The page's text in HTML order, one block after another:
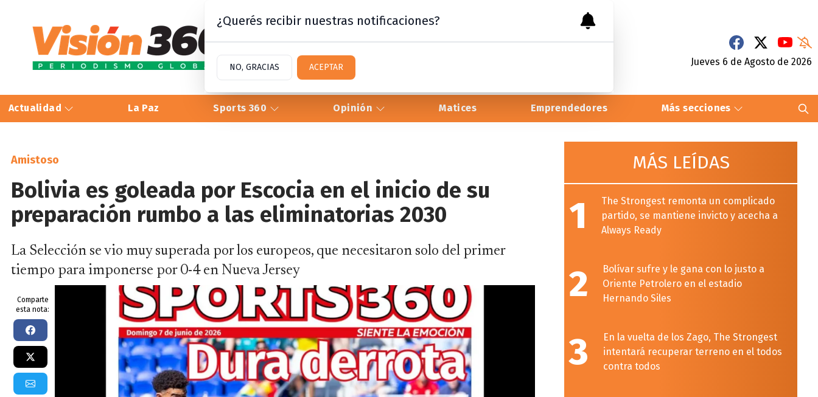
Jueves 6 de Agosto de 2026
Actualidad La Paz Sports 360 Opinión Matices Emprendedores Más secciones
Amistoso
Bolivia es goleada por Escocia en el inicio de su
preparación rumbo a las eliminatorias 2030
La Selección se vio muy superada por los europeos, que necesitaron solo del primer
tiempo para imponerse por 0-4 en Nueva Jersey
Comparte
esta nota:
MÁS LEÍDAS
1
The Strongest remonta un complicado
partido, se mantiene invicto y acecha a
Always Ready
2
Bolívar sufre y le gana con lo justo a
Oriente Petrolero en el estadio
Hernando Siles
3
En la vuelta de los Zago, The Strongest
intentará recuperar terreno en el todos
contra todos
¿Querés recibir nuestras notificaciones?
NO, GRACIAS ACEPTAR